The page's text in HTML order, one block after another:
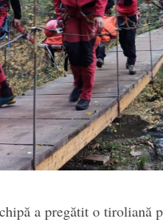
a pregătit o tiroliană